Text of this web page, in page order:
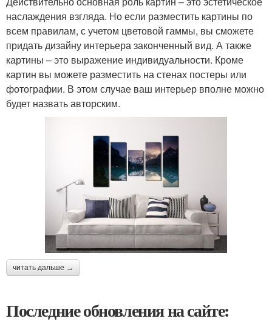
наслаждения взгляда. Но если разместить картины по
всем правилам, с учетом цветовой гаммы, вы сможете
придать дизайну интерьера законченный вид. А также
картины – это выражение индивидуальности. Кроме
картин вы можете разместить на стенах постеры или
фотографии. В этом случае ваш интерьер вполне можно
будет назвать авторским.
читать дальше →
Последние обновления на сайте: